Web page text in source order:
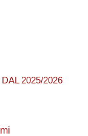
2025/2026